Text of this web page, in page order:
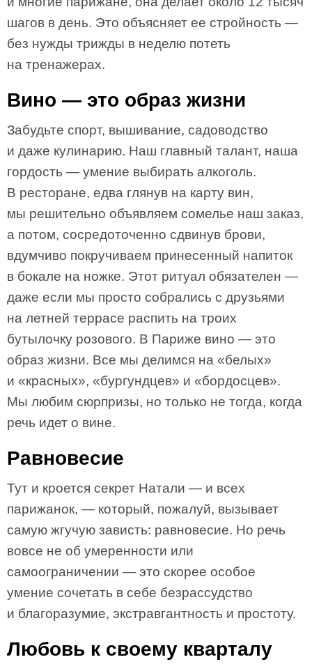
шагов в день. Это объясняет ее стройность —
без нужды трижды в неделю потеть
на тренажерах.
Вино — это образ жизни
Забудьте спорт, вышивание, садоводство
и даже кулинарию. Наш главный талант, наша
гордость — умение выбирать алкоголь.
В ресторане, едва глянув на карту вин,
мы решительно объявляем сомелье наш заказ,
а потом, сосредоточенно сдвинув брови,
вдумчиво покручиваем принесенный напиток
в бокале на ножке. Этот ритуал обязателен —
даже если мы просто собрались с друзьями
на летней террасе распить на троих
бутылочку розового. В Париже вино — это
образ жизни. Все мы делимся на «белых»
и «красных», «бургундцев» и «бордосцев».
Мы любим сюрпризы, но только не тогда, когда
речь идет о вине.
Равновесие
Тут и кроется секрет Натали — и всех
парижанок, — который, пожалуй, вызывает
самую жгучую зависть: равновесие. Но речь
вовсе не об умеренности или
самоограничении — это скорее особое
умение сочетать в себе безрассудство
и благоразумие, экстравгантность и простоту.
Любовь к своему кварталу